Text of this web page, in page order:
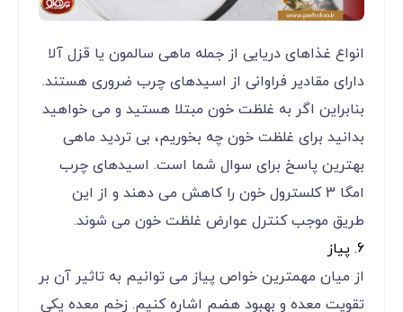
انواع غذاهای دریایی از جمله ماهی سالمون یا قزل آلا
دارای مقادیر فراوانی از اسیدهای چرب ضروری هستند.
بنابراین اگر به غلظت خون مبتلا هستید و می خواهید
بدانید برای غلظت خون چه بخوریم، بی تردید ماهی
بهترین پاسخ برای سوال شما است. اسیدهای چرب
امگا 3 کلسترول خون را کاهش می دهند و از این
طریق موجب کنترل عوارض غلظت خون می شوند.
6. پیاز
از میان مهمترین خواص پیاز می توانیم به تاثیر آن بر
تقویت معده و بهبود هضم اشاره کنیم. زخم معده یکی